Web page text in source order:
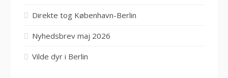
Direkte tog København-Berlin
Nyhedsbrev maj 2026
Vilde dyr i Berlin